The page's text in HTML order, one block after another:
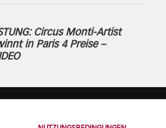
Circus Monti-Artist
in Paris 4 Preise –